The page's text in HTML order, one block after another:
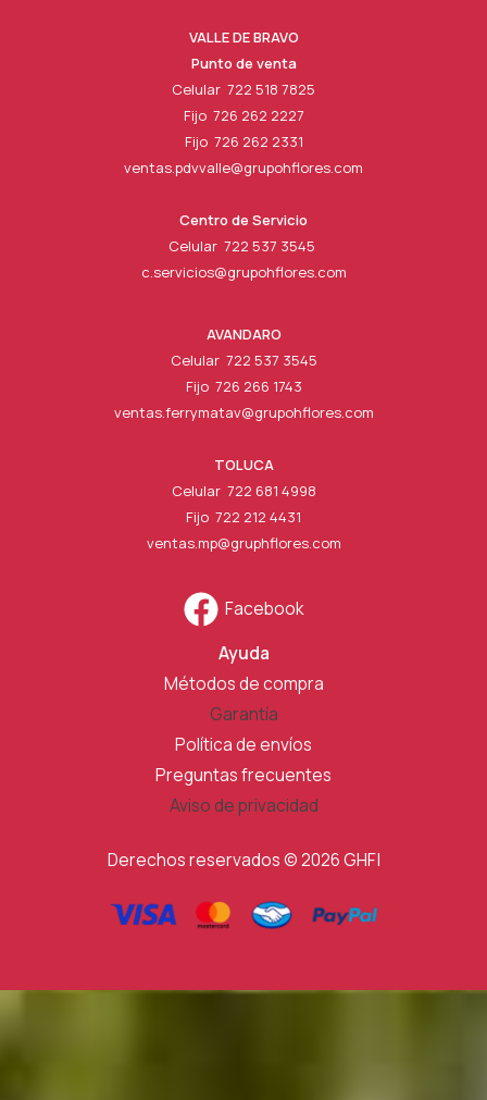
VALLE DE BRAVO
Punto de venta
Celular 722 518 7825
Fijo 726 262 2227
Fijo 726 262 2331
ventas.pdvvalle@grupohflores.com
Centro de Servicio
Celular 722 537 3545
c.servicios@grupohflores.com
AVANDARO
Celular 722 537 3545
Fijo 726 266 1743
ventas.ferrymatav@grupohflores.com
TOLUCA
Celular 722 681 4998
Fijo 722 212 4431
ventas.mp@gruphflores.com
Facebook
Ayuda
Métodos de compra
Garantía
Política de envíos
Preguntas frecuentes
Aviso de privacidad
Derechos reservados © 2026 GHF|